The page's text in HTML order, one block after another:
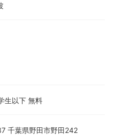
生以下 無料
千葉県野田市野田242